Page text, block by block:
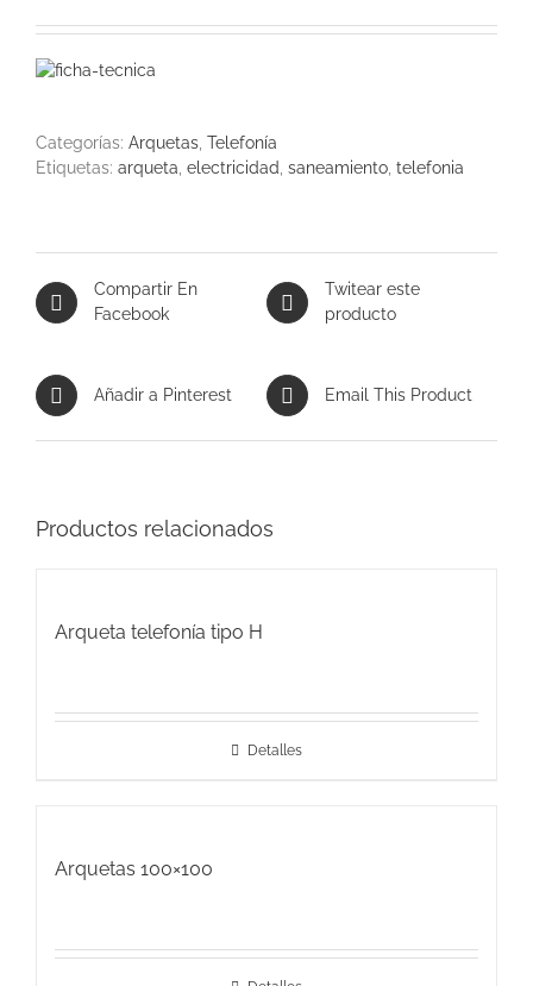
Categorías: Arquetas, Telefonía
Etiquetas: arqueta, electricidad, saneamiento, telefonia
Compartir En
Facebook
Twitear este
producto
Añadir a Pinterest Email This Product
Productos relacionados
Arqueta telefonía tipo H
Detalles
Arquetas 100×100